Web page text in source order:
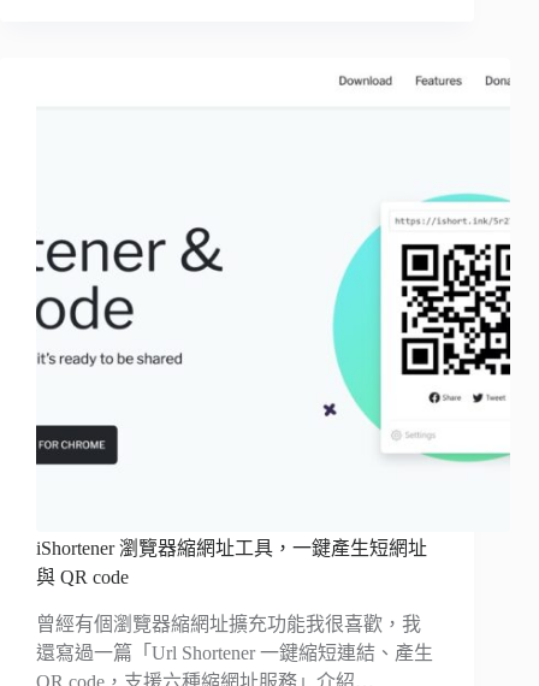
iShortener 瀏覽器縮網址工具，一鍵產生短網址
與 QR code
曾經有個瀏覽器縮網址擴充功能我很喜歡，我
還寫過一篇「Url Shortener 一鍵縮短連結、產生